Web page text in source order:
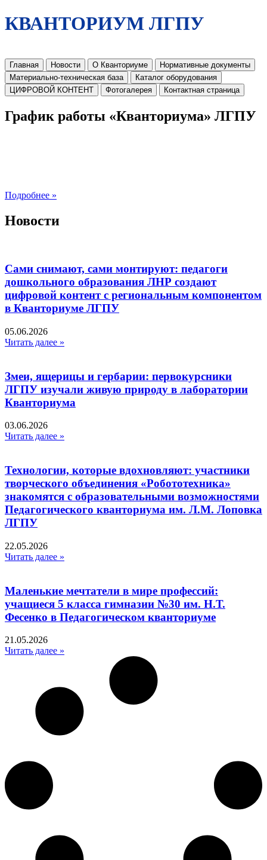
КВАНТОРИУМ ЛГПУ
Главная Новости О Кванториуме
Нормативные документы
Материально-техническая база
Каталог оборудования
ЦИФРОВОЙ КОНТЕНТ
Фотогалерея Контактная страница
График работы «Кванториума» ЛГПУ
Подробнее »
Новости
Сами снимают, сами монтируют: педагоги
дошкольного образования ЛНР создают
цифровой контент с региональным компонентом
в Кванториуме ЛГПУ​
05.06.2026
Читать далее »
Змеи, ящерицы и гербарии: первокурсники
ЛГПУ изучали живую природу в лаборатории
Кванториума
03.06.2026
Читать далее »
Технологии, которые вдохновляют: участники
творческого объединения «Робототехника»
знакомятся с образовательными возможностями
Педагогического кванториума им. Л.М. Лоповка
ЛГПУ
22.05.2026
Читать далее »
Маленькие мечтатели в мире профессий:
учащиеся 5 класса гимназии №30 им. Н.Т.
Фесенко в Педагогическом кванториуме
21.05.2026
Читать далее »